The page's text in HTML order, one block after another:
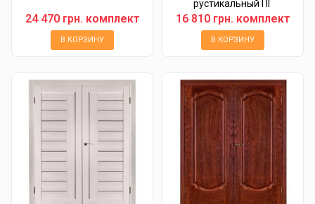
24 470 грн. комплект
В КОРЗИНУ
рустикальный ПГ
16 810 грн. комплект
В КОРЗИНУ